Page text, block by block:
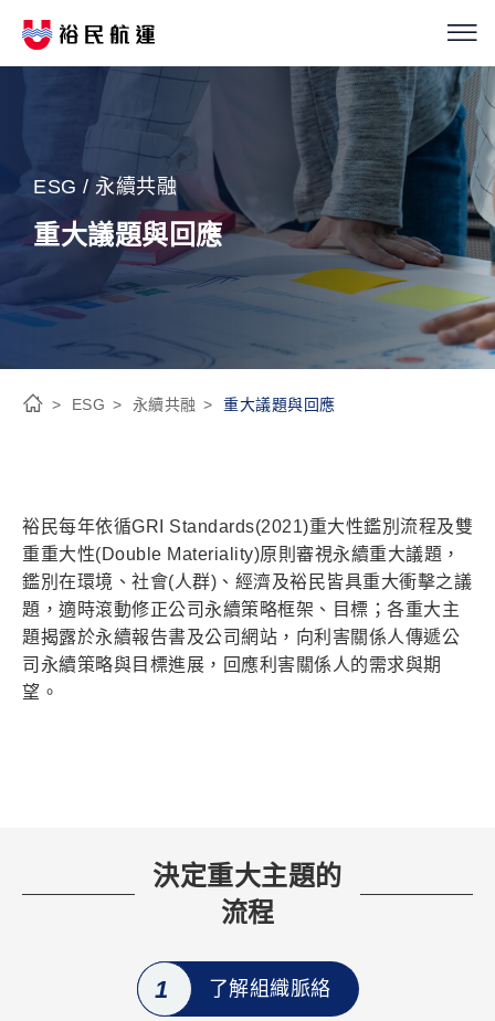
永續經營
優化解決方案
投資人關係
關於裕民
ESG / 永續共融
重大議題與回應
ESG 永續共融 重大議題與回應
裕民每年依循GRI Standards(2021)重大性鑑別流程及雙
重重大性(Double Materiality)原則審視永續重大議題，
鑑別在環境、社會(人群)、經濟及裕民皆具重大衝擊之議
題，適時滾動修正公司永續策略框架、目標；各重大主
題揭露於永續報告書及公司網站，向利害關係人傳遞公
司永續策略與目標進展，回應利害關係人的需求與期
望。
決定重大主題的
流程
1 了解組織脈絡